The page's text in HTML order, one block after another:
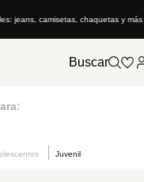
jeans, camisetas, chaquetas y más
Buscar
Juvenil